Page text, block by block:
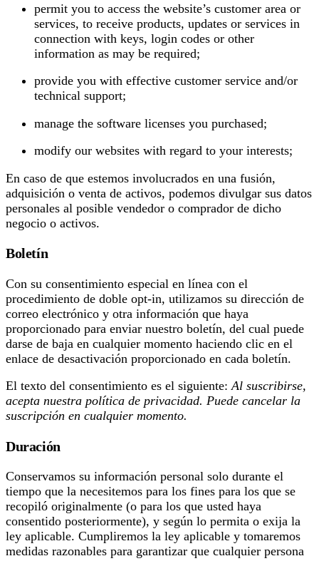
permit you to access the website’s customer area or
services, to receive products, updates or services in
connection with keys, login codes or other
information as may be required;
provide you with effective customer service and/or
technical support;
manage the software licenses you purchased;
modify our websites with regard to your interests;
En caso de que estemos involucrados en una fusión,
adquisición o venta de activos, podemos divulgar sus datos
personales al posible vendedor o comprador de dicho
negocio o activos.
Boletín
Con su consentimiento especial en línea con el
procedimiento de doble opt-in, utilizamos su dirección de
correo electrónico y otra información que haya
proporcionado para enviar nuestro boletín, del cual puede
darse de baja en cualquier momento haciendo clic en el
enlace de desactivación proporcionado en cada boletín.
El texto del consentimiento es el siguiente:Al suscribirse,
acepta nuestra política de privacidad. Puede cancelar la
suscripción en cualquier momento.
Duración
Conservamos su información personal solo durante el
tiempo que la necesitemos para los fines para los que se
recopiló originalmente (o para los que usted haya
consentido posteriormente), y según lo permita o exija la
ley aplicable. Cumpliremos la ley aplicable y tomaremos
medidas razonables para garantizar que cualquier persona